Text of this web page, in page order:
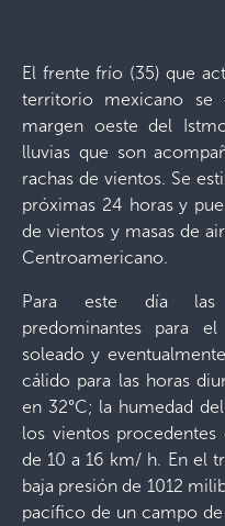
El frente frío (35) que
territorio mexicano se
margen oeste del
lluvias que son
rachas de vientos. Se
próximas 24 horas y
de vientos y masas de
Centroamericano.
Para este día las
predominantes para
soleado y
cálido para las horas
en 32°C; la humedad
los vientos
de 10 a 16 km/ h. En el
baja presión de 1012
pacífico de un campo